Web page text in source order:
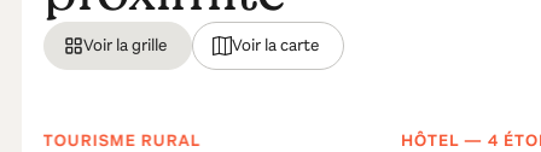
Voir la grille Voir la carte
TOURISME RURAL HÔTEL — 4